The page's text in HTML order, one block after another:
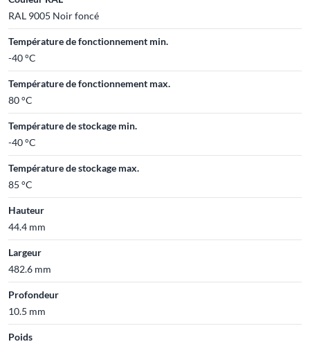
RAL 9005 Noir foncé
Température de fonctionnement min.
-40 °C
Température de fonctionnement max.
80 °C
Température de stockage min.
-40 °C
Température de stockage max.
85 °C
Hauteur
44.4 mm
Largeur
482.6 mm
Profondeur
10.5 mm
Poids